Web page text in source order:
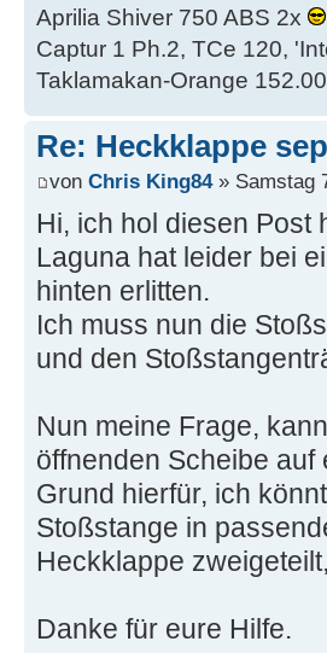
Aprilia Shiver 750 ABS 2x
Captur 1 Ph.2, TCe 120,
Taklamakan-Orange
Re: Heckklappe
von Chris King84» Samstag
Hi, ich hol diesen Post
Laguna hat leider bei
hinten erlitten.
Ich muss nun die
und den
Nun meine Frage,
öffnenden Scheibe
Grund hierfür, ich
Stoßstange in
Heckklappe
Danke für eure Hilfe.